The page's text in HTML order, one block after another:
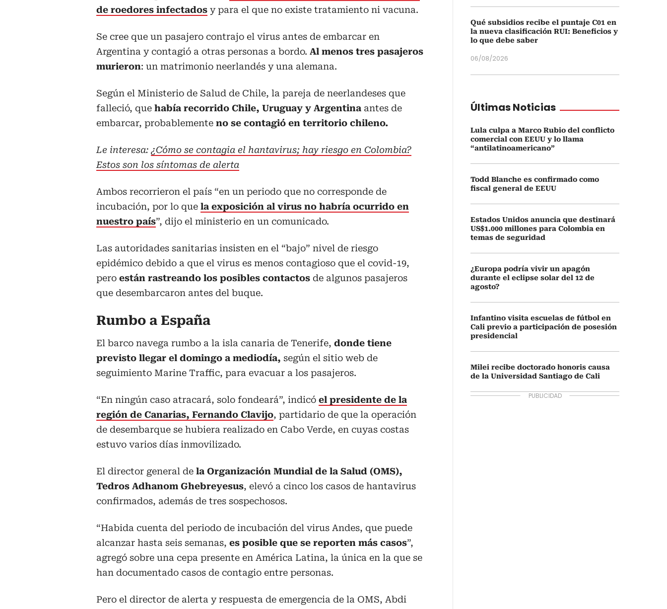
de roedores infectados y para el que no existe tratamiento ni vacuna.
Se cree que un pasajero contrajo el virus antes de embarcar en
Argentina y contagió a otras personas a bordo. Al menos tres pasajeros
murieron: un matrimonio neerlandés y una alemana.
Según el Ministerio de Salud de Chile, la pareja de neerlandeses que
falleció, que había recorrido Chile, Uruguay y Argentina antes de
embarcar, probablemente no se contagió en territorio chileno.
Le interesa: ¿Cómo se contagia el hantavirus; hay riesgo en Colombia?
Estos son los síntomas de alerta
Ambos recorrieron el país “en un periodo que no corresponde de
incubación, por lo que la exposición al virus no habría ocurrido en
nuestro país”, dijo el ministerio en un comunicado.
Las autoridades sanitarias insisten en el “bajo” nivel de riesgo
epidémico debido a que el virus es menos contagioso que el covid-19,
pero están rastreando los posibles contactos de algunos pasajeros
que desembarcaron antes del buque.
Rumbo a España
El barco navega rumbo a la isla canaria de Tenerife, donde tiene
previsto llegar el domingo a mediodía, según el sitio web de
seguimiento Marine Traffic, para evacuar a los pasajeros.
“En ningún caso atracará, solo fondeará”, indicó el presidente de la
región de Canarias, Fernando Clavijo, partidario de que la operación
de desembarque se hubiera realizado en Cabo Verde, en cuyas costas
estuvo varios días inmovilizado.
El director general de la Organización Mundial de la Salud (OMS),
Tedros Adhanom Ghebreyesus, elevó a cinco los casos de hantavirus
confirmados, además de tres sospechosos.
“Habida cuenta del periodo de incubación del virus Andes, que puede
alcanzar hasta seis semanas, es posible que se reporten más casos”,
agregó sobre una cepa presente en América Latina, la única en la que se
han documentado casos de contagio entre personas.
Pero el director de alerta y respuesta de emergencia de la OMS, Abdi
Qué subsidios recibe el puntaje C01 en
la nueva clasificación RUI: Beneficios y
lo que debe saber
06/08/2026
Últimas Noticias
Lula culpa a Marco Rubio del conflicto
comercial con EEUU y lo llama
“antilatinoamericano”
Todd Blanche es confirmado como
fiscal general de EEUU
Estados Unidos anuncia que destinará
US$1.000 millones para Colombia en
temas de seguridad
¿Europa podría vivir un apagón
durante el eclipse solar del 12 de
agosto?
Infantino visita escuelas de fútbol en
Cali previo a participación de posesión
presidencial
Milei recibe doctorado honoris causa
de la Universidad Santiago de Cali